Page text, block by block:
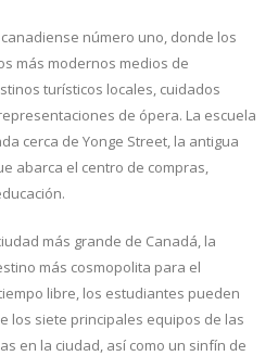
número uno, donde los
más modernos medios de
turísticos locales, cuidados
de ópera. La escuela
cerca de Yonge Street, la antigua
abarca el centro de compras,
más grande de Canadá, la
más cosmopolita para el
libre, los estudiantes pueden
los siete principales equipos de las
en la ciudad, así como un sinfín de